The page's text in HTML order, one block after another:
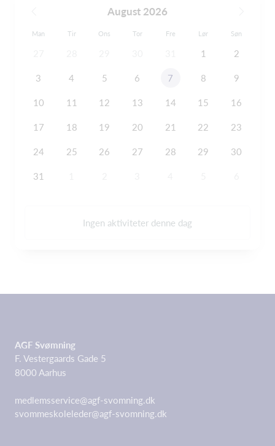
August 2026
Man Tir Ons Tor Fre Lør Søn
1 2
3 4 5 6 7 8 9
10 11 12 13 14 15 16
17 18 19 20 21 22 23
24 25 26 27 28 29 30
31
Ingen aktiviteter denne dag
AGF Svømning
F. Vestergaards Gade 5
8000 Aarhus
medlemsservice@agf-svomning.dk
svommeskoleleder@agf-svomning.dk